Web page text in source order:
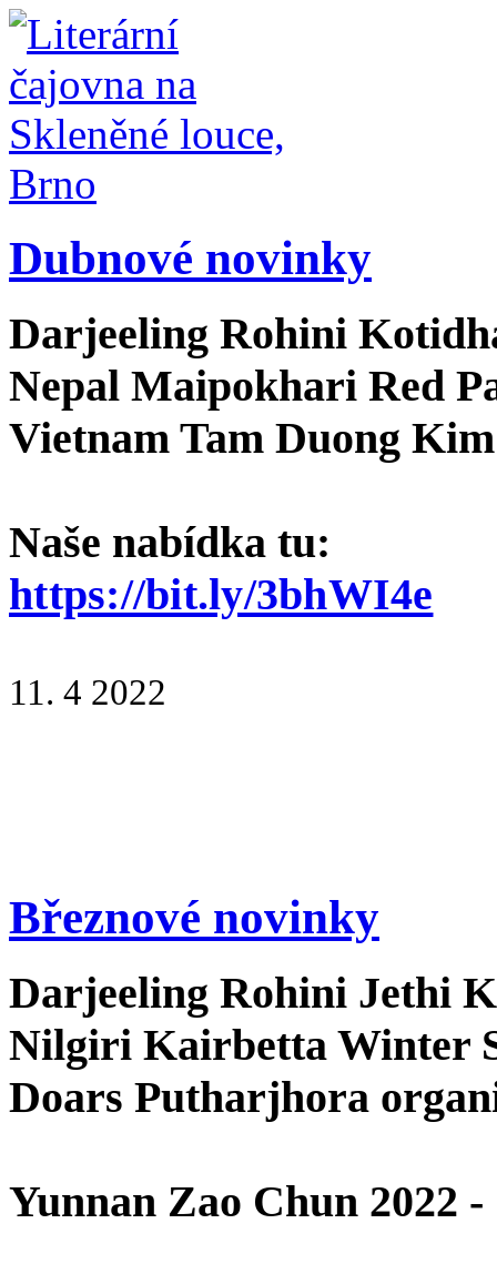
Dubnové novinky
Darjeeling Rohini
Nepal Maipokhari Red
Vietnam Tam Duong
Naše nabídka tu:
https://bit.ly/3bhWI4e
11. 4 2022
Březnové novinky
Darjeeling Rohini Jethi
Nilgiri Kairbetta Winter
Doars Putharjhora
Yunnan Zao Chun 2022